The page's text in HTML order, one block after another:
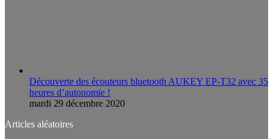
Découverte des écouteurs bluetooth AUKEY EP-T32 avec 35
heures d’autonomie !
mardi 29 décembre 2020
Articles aléatoires